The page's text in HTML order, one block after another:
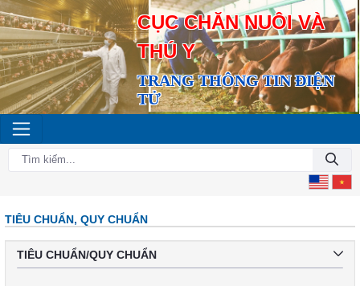
CỤC CHĂN NUÔI VÀ
THÚ Y
TRANG THÔNG TIN ĐIỆN
TỬ
TIÊU CHUẨN, QUY CHUẨN
TIÊU CHUẨN/QUY CHUẨN